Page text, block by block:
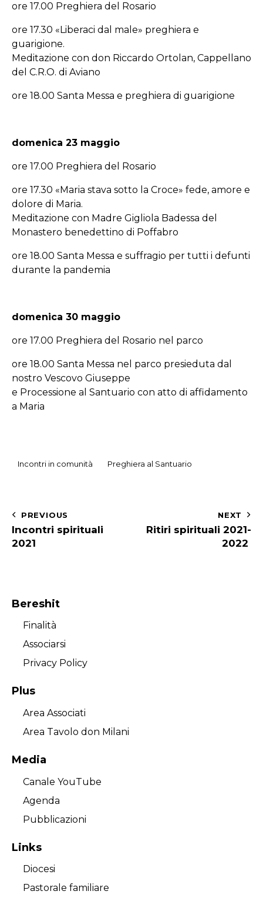
ore 17.00 Preghiera del Rosario
ore 17.30 «Liberaci dal male» preghiera e
guarigione.
Meditazione con don Riccardo Ortolan, Cappellano
del C.R.O. di Aviano
ore 18.00 Santa Messa e preghiera di guarigione
domenica 23 maggio
ore 17.00 Preghiera del Rosario
ore 17.30 «Maria stava sotto la Croce» fede, amore e
dolore di Maria.
Meditazione con Madre Gigliola Badessa del
Monastero benedettino di Poffabro
ore 18.00 Santa Messa e suffragio per tutti i defunti
durante la pandemia
domenica 30 maggio
ore 17.00 Preghiera del Rosario nel parco
ore 18.00 Santa Messa nel parco presieduta dal
nostro Vescovo Giuseppe
e Processione al Santuario con atto di affidamento
a Maria
Incontri in comunità Preghiera al Santuario
Navigazione
articoli
PREVIOUS
Incontri spirituali
2021
NEXT
Ritiri spirituali 2021-
2022
Bereshit
Finalità
Associarsi
Privacy Policy
Plus
Area Associati
Area Tavolo don Milani
Media
Canale YouTube
Agenda
Pubblicazioni
Links
Diocesi
Pastorale familiare